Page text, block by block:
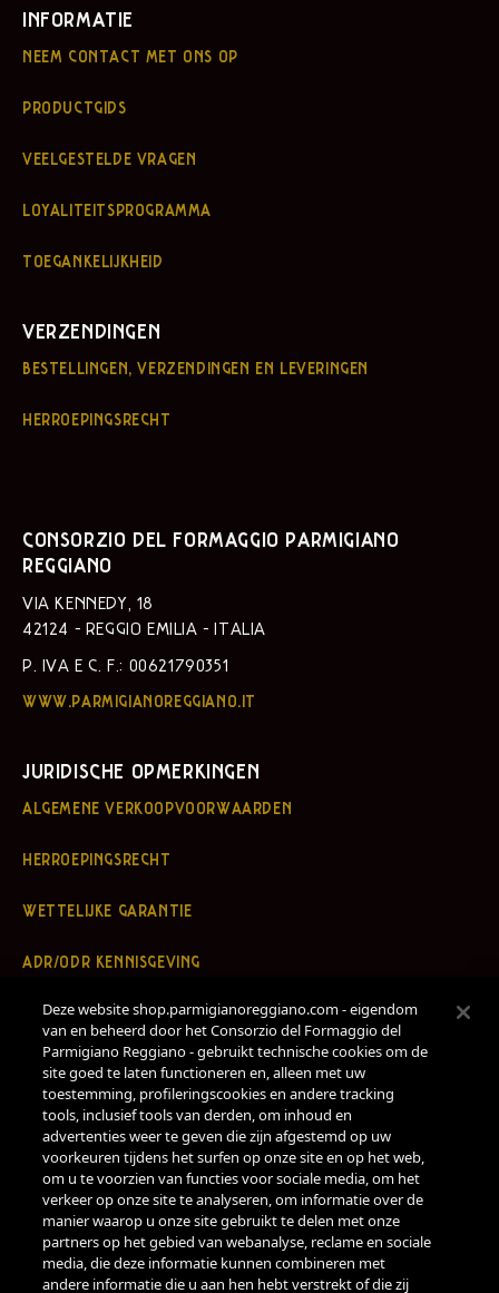
INFORMATIE
NEEM CONTACT MET ONS OP
PRODUCTGIDS
VEELGESTELDE VRAGEN
LOYALITEITSPROGRAMMA
TOEGANKELIJKHEID
VERZENDINGEN
BESTELLINGEN, VERZENDINGEN EN LEVERINGEN
HERROEPINGSRECHT
CONSORZIO DEL FORMAGGIO PARMIGIANO
REGGIANO
VIA KENNEDY, 18
42124 - REGGIO EMILIA - ITALIA
P. IVA E C. F.: 00621790351
WWW.PARMIGIANOREGGIANO.IT
JURIDISCHE OPMERKINGEN
ALGEMENE VERKOOPVOORWAARDEN
HERROEPINGSRECHT
WETTELIJKE GARANTIE
ADR/ODR KENNISGEVING
PRIVACYBELEID
COOKIEBELEID
AANGEPASTE INSTELLINGEN
REGLEMENT LOYALITEITSPROGRAMMA
VOORWAARDEN VOOR GEBRUIK VAN CADEAUBONNEN
BETALINGEN
Deze website shop.parmigianoreggiano.com - eigendom
van en beheerd door het Consorzio del Formaggio del
Parmigiano Reggiano - gebruikt technische cookies om de
site goed te laten functioneren en, alleen met uw
toestemming, profileringscookies en andere tracking
tools, inclusief tools van derden, om inhoud en
advertenties weer te geven die zijn afgestemd op uw
voorkeuren tijdens het surfen op onze site en op het web,
om u te voorzien van functies voor sociale media, om het
verkeer op onze site te analyseren, om informatie over de
manier waarop u onze site gebruikt te delen met onze
partners op het gebied van webanalyse, reclame en sociale
media, die deze informatie kunnen combineren met
andere informatie die u aan hen hebt verstrekt of die zij